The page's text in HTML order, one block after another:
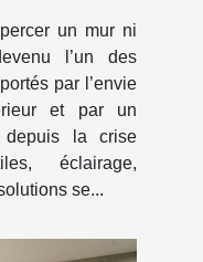
un mur ni
l’un des
par l’envie
et par un
depuis la crise
éclairage,
se...